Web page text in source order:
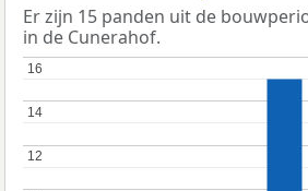
Er zijn 15 panden uit de
in de Cunerahof.
12
12
14
14
16
16